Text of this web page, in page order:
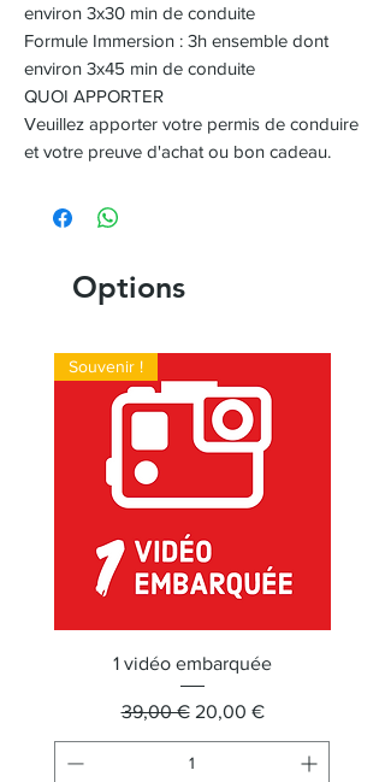
environ 3x30 min de conduite
Formule Immersion : 3h ensemble dont
environ 3x45 min de conduite
QUOI APPORTER
Veuillez apporter votre permis de conduire
et votre preuve d'achat ou bon cadeau.
Options
Souvenir !
1 vidéo embarquée
Prix original
39,00 € Prix promotionnel
20,00 €